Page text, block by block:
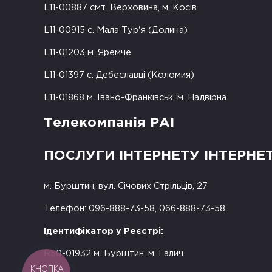
L11-00887 смт. Верховина, м. Косів
L11-00915 с. Мала Тур'я (Долина)
L11-01203 м. Яремче
L11-01397 с. Дебеславці (Коломия)
L11-01868 м. Івано-Франківськ, м. Надвірна
Телекомпанія РАІ
ПОСЛУГИ ІНТЕРНЕТУ
м. Бурштин, вул. Січових Стрільців, 27
Телефон: 096-888-73-58, 066-888-73-58
Ідентифікатор у Реєстрі:
R50-01932 м. Бурштин, м. Галич
КНОПКА